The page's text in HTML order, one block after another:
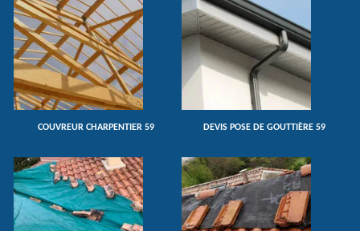
COUVREUR CHARPENTIER 59 DEVIS POSE DE GOUTTIÈRE 59